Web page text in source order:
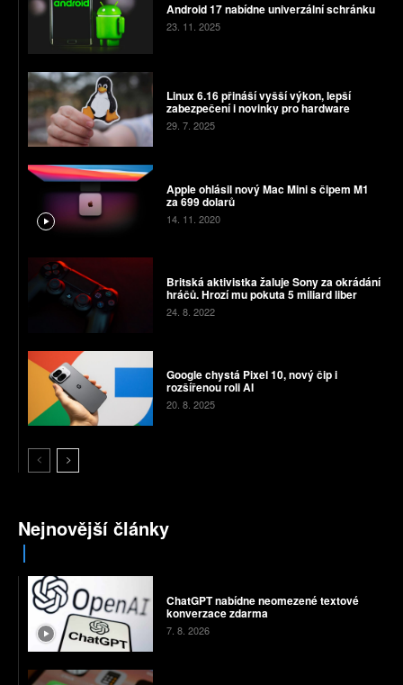
Android 17 nabídne univerzální schránku
23. 11. 2025
Linux 6.16 přináší vyšší výkon, lepší
zabezpečení i novinky pro hardware
29. 7. 2025
Apple ohlásil nový Mac Mini s čipem M1
za 699 dolarů
14. 11. 2020
Britská aktivistka žaluje Sony za okrádání
hráčů. Hrozí mu pokuta 5 miliard liber
24. 8. 2022
Google chystá Pixel 10, nový čip i
rozšířenou roli AI
20. 8. 2025
Nejnovější články
ChatGPT nabídne neomezené textové
konverzace zdarma
7. 8. 2026